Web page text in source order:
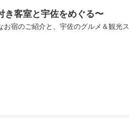
き客室と宇佐をめぐる〜
宿のご紹介と、宇佐のグルメ＆観光ス